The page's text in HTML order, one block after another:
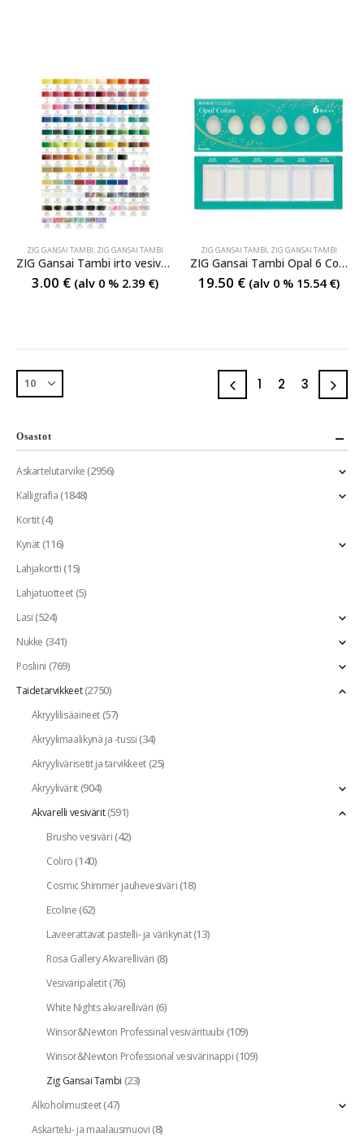
ZIG GANSAI TAMBI, ZIG GANSAI TAMBI
ZIG Gansai Tambi irto vesivärit
3.00 € (alv 0 % 2.39 €)
ZIG GANSAI TAMBI, ZIG GANSAI TAMBI
ZIG Gansai Tambi Opal 6 Colors
19.50 € (alv 0 % 15.54 €)
1 2 3
Osastot
Askartelutarvike(2956)
Kalligrafia(1848)
Kortit(4)
Kynät(116)
Lahjakortti(15)
Lahjatuotteet(5)
Lasi(524)
Nukke (341)
Posliini (769)
Taidetarvikkeet(2750)
Akryylilisäaineet(57)
Akryylimaalikynä ja -tussi(34)
Akryylivärisetit ja tarvikkeet(25)
Akryylivärit(904)
Akvarelli vesivärit(591)
Brusho vesiväri(42)
Coliro (140)
Cosmic Shimmer jauhevesiväri(18)
Ecoline(62)
Laveerattavat pastelli- ja värikynät(13)
Rosa Gallery Akvarelliväri (8)
Vesiväripaletit(76)
White Nights akvarelliväri (6)
Winsor&Newton Professinal vesivärituubi (109)
Winsor&Newton Professional vesivärinappi(109)
Zig Gansai Tambi (23)
Alkoholimusteet(47)
Askartelu- ja maalausmuovi(8)